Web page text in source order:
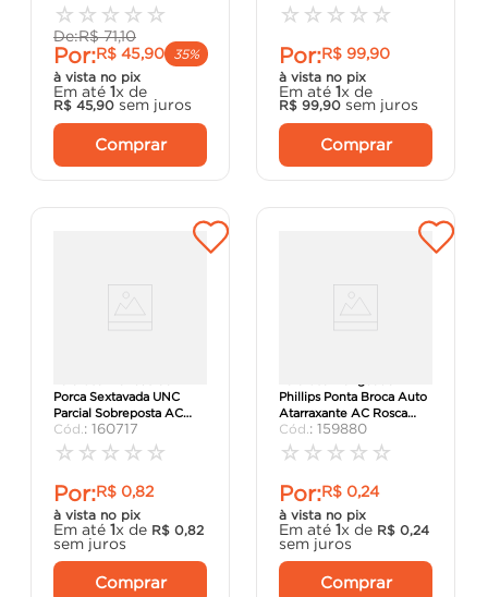
☆ ☆ ☆ ☆ ☆
De:R$ 71,10
Por:R$ 45,90
35%
à vista no pix
Em até 1x de
R$ 45,90 sem juros
Comprar
☆ ☆ ☆ ☆ ☆
Por:R$ 99,90
à vista no pix
Em até 1x de
R$ 99,90 sem juros
Comprar
Porca Sextavada UNC
Parcial Sobreposta AC
1/4x2.1/2 Zincado Branco
- Ciser.
: 160717
☆ ☆ ☆ ☆ ☆
Por:R$ 0,82
à vista no pix
Em até 1x de R$ 0,82
sem juros
Comprar
Phillips Ponta Broca Auto
Atarraxante AC Rosca
Inteira 4,2x25 Zincado
Branco - Ci
: 159880
☆ ☆ ☆ ☆ ☆
Por:R$ 0,24
à vista no pix
Em até 1x de R$ 0,24
sem juros
Comprar